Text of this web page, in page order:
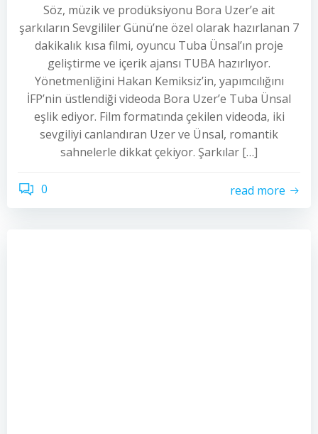
Söz, müzik ve prodüksiyonu Bora Uzer’e ait
şarkıların Sevgililer Günü’ne özel olarak hazırlanan 7
dakikalık kısa filmi, oyuncu Tuba Ünsal’ın proje
geliştirme ve içerik ajansı TUBA hazırlıyor.
Yönetmenliğini Hakan Kemiksiz’in, yapımcılığını
İFP’nin üstlendiği videoda Bora Uzer’e Tuba Ünsal
eşlik ediyor. Film formatında çekilen videoda, iki
sevgiliyi canlandıran Uzer ve Ünsal, romantik
sahnelerle dikkat çekiyor. Şarkılar […]
0 read more